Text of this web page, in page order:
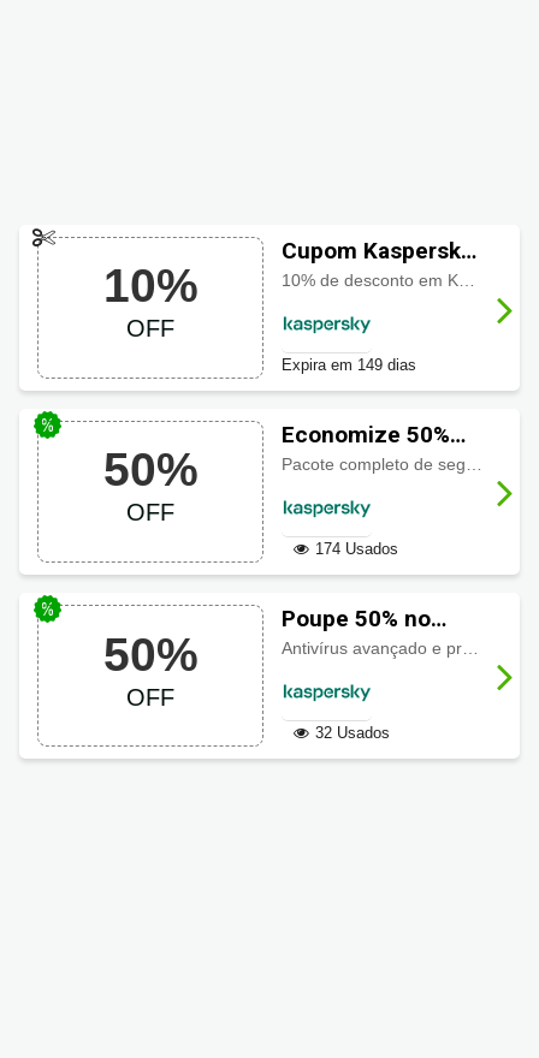
10%
OFF
Cupom Kaspersky
com 10% OFF
Expira em 149 dias
50%
OFF
Economize 50%
hoje no Kaspersky
174 Usados
50%
OFF
Poupe 50% no
Kaspersky Internet
32 Usados